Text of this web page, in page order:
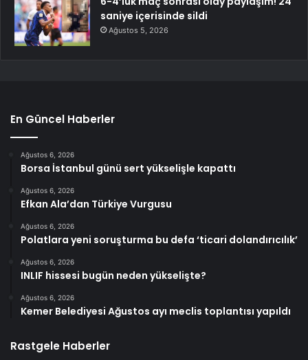
saniye içerisinde sildi
Ağustos 5, 2026
En Güncel Haberler
Ağustos 6, 2026
Borsa İstanbul günü sert yükselişle kapattı
Ağustos 6, 2026
Efkan Ala’dan Türkiye Vurgusu
Ağustos 6, 2026
Polatlara yeni soruşturma bu defa ‘ticari dolandırıcılık’
Ağustos 6, 2026
INLIF hissesi bugün neden yükselişte?
Ağustos 6, 2026
Kemer Belediyesi Ağustos ayı meclis toplantısı yapıldı
Rastgele Haberler